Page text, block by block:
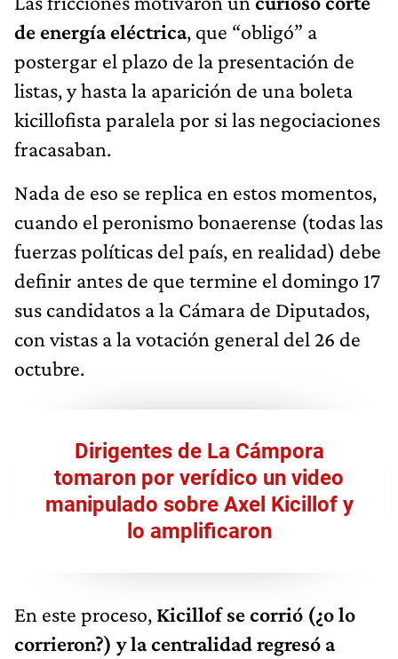
de energía eléctrica, que “obligó” a
postergar el plazo de la presentación de
listas, y hasta la aparición de una boleta
kicillofista paralela por si las negociaciones
fracasaban.
Nada de eso se replica en estos momentos,
cuando el peronismo bonaerense (todas las
fuerzas políticas del país, en realidad) debe
definir antes de que termine el domingo 17
sus candidatos a la Cámara de Diputados,
con vistas a la votación general del 26 de
octubre.
Dirigentes de La Cámpora
tomaron por verídico un video
manipulado sobre Axel Kicillof y
lo amplificaron
En este proceso, Kicillof se corrió (¿o lo
corrieron?) y la centralidad regresó a